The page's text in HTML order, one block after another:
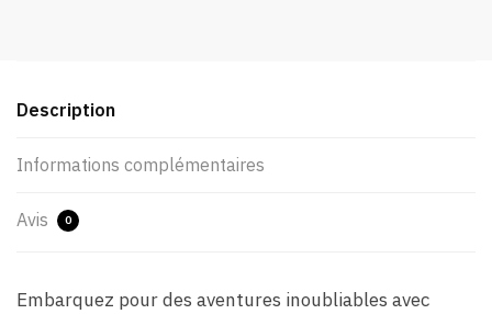
Description
Informations complémentaires
Avis 0
Embarquez pour des aventures inoubliables avec